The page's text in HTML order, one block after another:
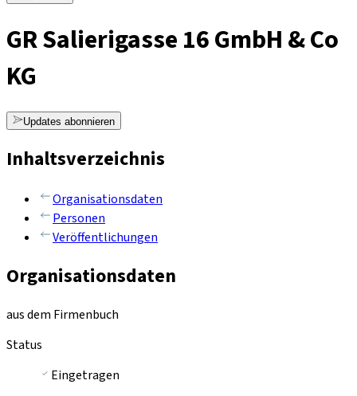
GR Salierigasse 16 GmbH & Co
KG
Updates abonnieren
Inhaltsverzeichnis
Organisationsdaten
Personen
Veröffentlichungen
Organisationsdaten
aus dem Firmenbuch
Status
Eingetragen